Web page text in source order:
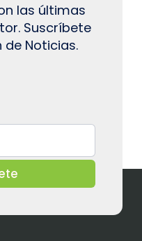
las últimas
Suscríbete
Noticias.